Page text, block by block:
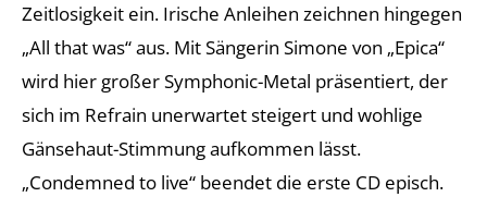
Zeitlosigkeit ein. Irische Anleihen zeichnen hingegen
„All that was“ aus. Mit Sängerin Simone von „Epica“
wird hier großer Symphonic-Metal präsentiert, der
sich im Refrain unerwartet steigert und wohlige
Gänsehaut-Stimmung aufkommen lässt.
„Condemned to live“ beendet die erste CD episch.